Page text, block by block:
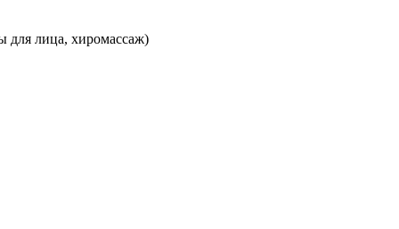
для лица, хиромассаж)